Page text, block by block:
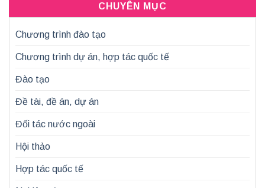
CHUYÊN MỤC
Chương trình đào tạo
Chương trình dự án, hợp tác quốc tế
Đào tạo
Đề tài, đề án, dự án
Đối tác nước ngoài
Hội thảo
Hợp tác quốc tế